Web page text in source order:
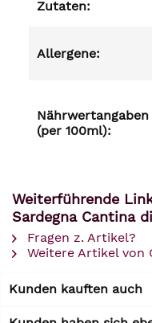
Zutaten:
Allergene:
Nährwertangaben
(per 100ml):
Weiterführende
Sardegna Cantina
Fragen z. Artikel?
Weitere Artikel von
Kunden kauften auch